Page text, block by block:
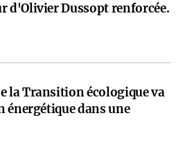
d'Olivier Dussopt renforcée.
la Transition écologique va
dans une